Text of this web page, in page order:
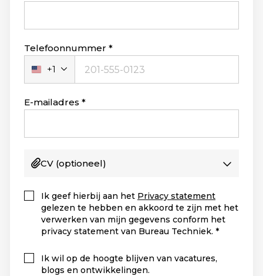
Telefoonnummer
Verenigde
Staten
+1
+1
E-mailadres
CV (optioneel)
Ik geef hierbij aan het Privacy statement
gelezen te hebben en akkoord te zijn met het
verwerken van mijn gegevens conform het
privacy statement van Bureau Techniek.
Ik wil op de hoogte blijven van vacatures,
blogs en ontwikkelingen.